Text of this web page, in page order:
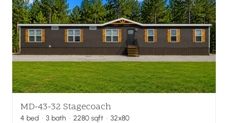
MD-43-32 Stagecoach
4 bed · 3 bath · 2280 sqft· 32x80